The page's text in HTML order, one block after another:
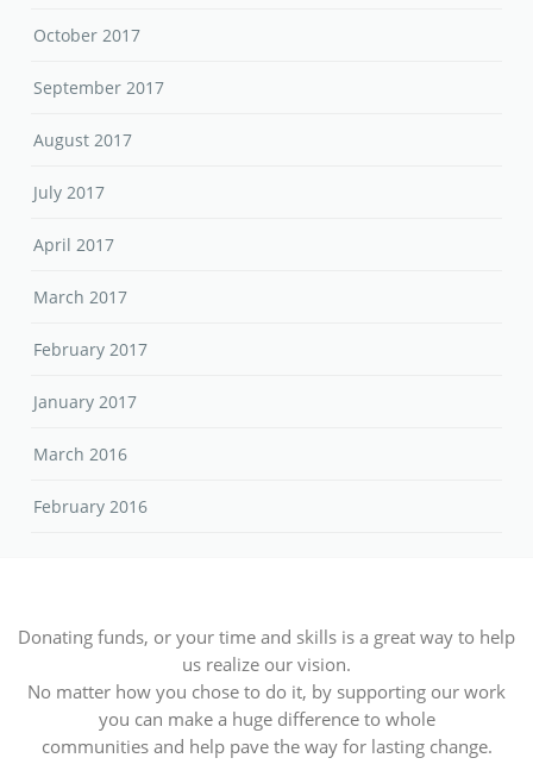
October 2017
September 2017
August 2017
July 2017
April 2017
March 2017
February 2017
January 2017
March 2016
February 2016
Donating funds, or your time and skills is a great way to help
us realize our vision.
No matter how you chose to do it, by supporting our work
you can make a huge difference to whole
communities and help pave the way for lasting change.